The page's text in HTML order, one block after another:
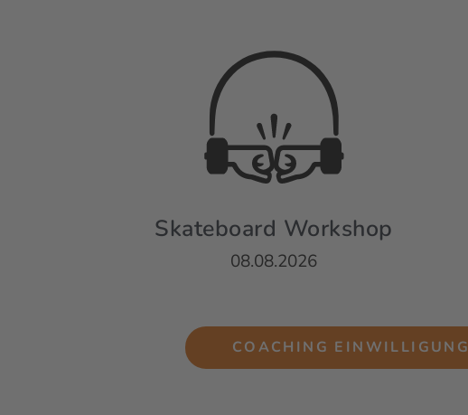
Skateboard Workshop
08.08.2026
COACHING EINWILLIGUNG